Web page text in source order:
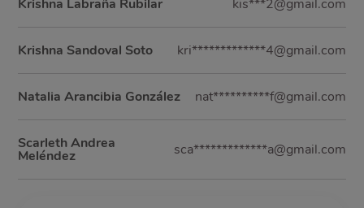
Krishna Labraña Rubilar kis***2@gmail.com
Krishna Sandoval Soto kri*************4@gmail.com
Natalia Arancibia González nat**********f@gmail.com
Scarleth Andrea
Meléndez sca*************a@gmail.com